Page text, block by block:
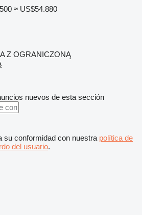
≈ US$54.880
Z OGRANICZONĄ
nuevos de esta sección
su conformidad con nuestra política de
del usuario.